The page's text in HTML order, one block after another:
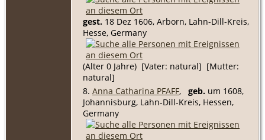
gest. 18 Dez 1606, Arborn, Lahn-Dill-Kreis,
Hesse, Germany
(Alter 0 Jahre) [Vater: natural] [Mutter:
natural]
8. Anna Catharina PFAFF, geb. um 1608,
Johannisburg, Lahn-Dill-Kreis, Hessen,
Germany